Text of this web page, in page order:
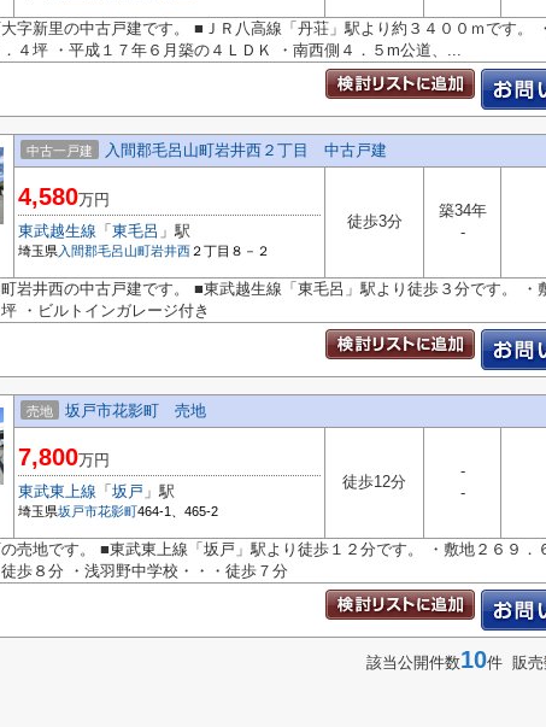
字新里の中古戸建です。 ■ＪＲ八高線「丹荘」駅より約３４００ｍです。
４坪 ・平成１７年６月築の４ＬＤＫ ・南西側４．５m公道、...
中古一戸建 入間郡毛呂山町岩井西２丁目 中古戸建
4,580万円
東武越生線 「 東毛呂 」駅
埼玉県入間郡毛呂山町岩井西 ２丁目８－２
徒歩3分
築34年
-
岩井西の中古戸建です。 ■東武越生線「東毛呂」駅より徒歩３分です。 ・
・ビルトインガレージ付き
売地 坂戸市花影町 売地
7,800万円
東武東上線 「 坂戸 」駅
埼玉県坂戸市花影町464-1、465-2
徒歩12分
-
-
売地です。 ■東武東上線「坂戸」駅より徒歩１２分です。 ・敷地２６９
歩８分 ・浅羽野中学校・・・徒歩７分
該当公開件数10件 販売